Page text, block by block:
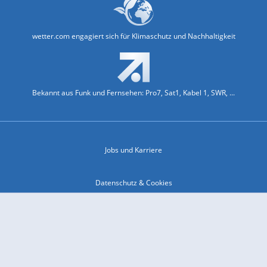
wetter.com engagiert sich für Klimaschutz und Nachhaltigkeit
Bekannt aus Funk und Fernsehen: Pro7, Sat1, Kabel 1, SWR, ...
Jobs und Karriere
Datenschutz & Cookies